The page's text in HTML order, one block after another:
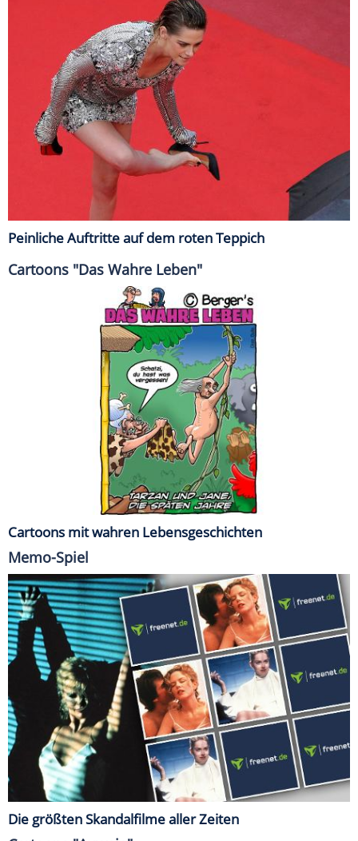
Peinliche Auftritte auf dem roten Teppich
Cartoons "Das Wahre Leben"
Cartoons mit wahren Lebensgeschichten
Memo-Spiel
Die größten Skandalfilme aller Zeiten